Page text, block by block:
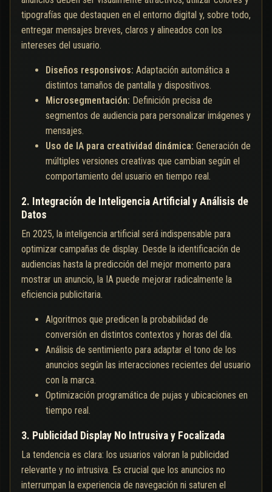
tipografías que destaquen en el entorno digital y, sobre todo,
entregar mensajes breves, claros y alineados con los
intereses del usuario.
Diseños responsivos: Adaptación automática a
distintos tamaños de pantalla y dispositivos.
Microsegmentación: Definición precisa de
segmentos de audiencia para personalizar imágenes y
mensajes.
Uso de IA para creatividad dinámica: Generación de
múltiples versiones creativas que cambian según el
comportamiento del usuario en tiempo real.
2. Integración de Inteligencia Artificial y Análisis de
Datos
En 2025, la inteligencia artificial será indispensable para
optimizar campañas de display. Desde la identificación de
audiencias hasta la predicción del mejor momento para
mostrar un anuncio, la IA puede mejorar radicalmente la
eficiencia publicitaria.
Algoritmos que predicen la probabilidad de
conversión en distintos contextos y horas del día.
Análisis de sentimiento para adaptar el tono de los
anuncios según las interacciones recientes del usuario
con la marca.
Optimización programática de pujas y ubicaciones en
tiempo real.
3. Publicidad Display No Intrusiva y Focalizada
La tendencia es clara: los usuarios valoran la publicidad
relevante y no intrusiva. Es crucial que los anuncios no
interrumpan la experiencia de navegación ni saturen el